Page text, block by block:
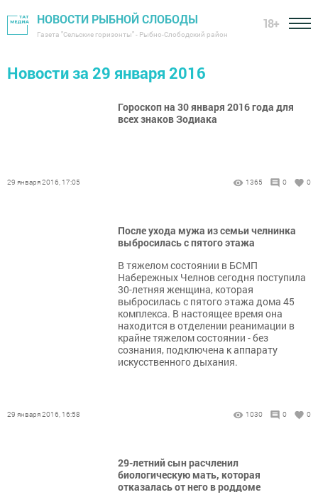
НОВОСТИ РЫБНОЙ СЛОБОДЫ
Газета "Сельские горизонты" - Рыбно-Слободский район
18+
Новости за 29 января 2016
Гороскоп на 30 января 2016 года для
всех знаков Зодиака
29 января 2016, 17:05 1365 0 0
После ухода мужа из семьи челнинка
выбросилась с пятого этажа
В тяжелом состоянии в БСМП
Набережных Челнов сегодня поступила
30-летняя женщина, которая
выбросилась с пятого этажа дома 45
комплекса. В настоящее время она
находится в отделении реанимации в
крайне тяжелом состоянии - без
сознания, подключена к аппарату
искусственного дыхания.
29 января 2016, 16:58 1030 0 0
29-летний сын расчленил
биологическую мать, которая
отказалась от него в роддоме